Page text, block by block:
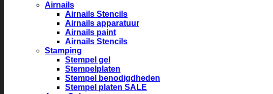
Airnails
Airnails Stencils
Airnails apparatuur
Airnails paint
Airnails Stencils
Stamping
Stempel gel
Stempelplaten
Stempel benodigdheden
Stempel platen SALE